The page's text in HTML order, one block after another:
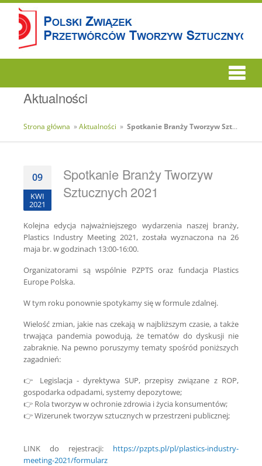
Aktualności
Strona główna »Aktualności » Spotkanie Branży Tworzyw Sztucznych 2021
09
KWI
2021
Spotkanie Branży Tworzyw
Sztucznych 2021
Kolejna edycja najważniejszego wydarzenia naszej branży,
Plastics Industry Meeting 2021, została wyznaczona na 26
maja br. w godzinach 13:00-16:00.
Organizatorami są wspólnie PZPTS oraz fundacja Plastics
Europe Polska.
W tym roku ponownie spotykamy się w formule zdalnej.
Wielość zmian, jakie nas czekają w najbliższym czasie, a także
trwająca pandemia powodują, że tematów do dyskusji nie
zabraknie. Na pewno poruszymy tematy spośród poniższych
zagadnień:
👉 Legislacja - dyrektywa SUP, przepisy związane z ROP,
gospodarka odpadami, systemy depozytowe;
👉 Rola tworzyw w ochronie zdrowia i życia konsumentów;
👉 Wizerunek tworzyw sztucznych w przestrzeni publicznej;
LINK do rejestracji: https://pzpts.pl/pl/plastics-industry-
meeting-2021/formularz